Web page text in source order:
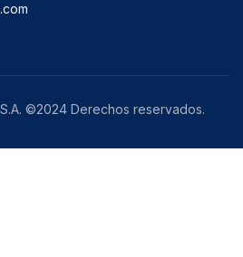
©2024 Derechos reservados.